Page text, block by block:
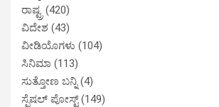
ರಾಷ್ಟ್ರ (420)
ವಿದೇಶ (43)
ವೀಡಿಯೊಗಳು (104)
ಸಿನಿಮಾ (113)
ಸುತ್ತೋಣ ಬನ್ನಿ(4)
ಸ್ಪೆಷಲ್ ಪೋಸ್ಟ್(149)